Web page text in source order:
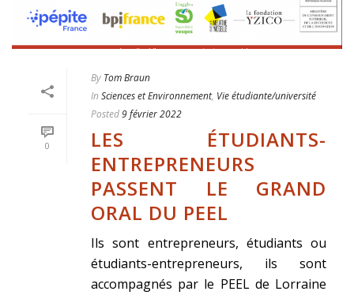
0
By Tom Braun
In Sciences et Environnement, Vie étudiante/université
Posted9 février 2022
LES ÉTUDIANTS-
ENTREPRENEURS
PASSENT LE GRAND
ORAL DU PEEL
Ils sont entrepreneurs, étudiants ou
étudiants-entrepreneurs, ils sont
accompagnés par le PEEL de Lorraine